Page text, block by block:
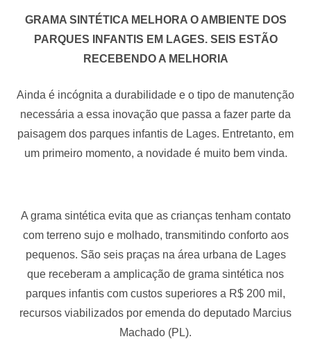
GRAMA SINTÉTICA MELHORA O AMBIENTE DOS
PARQUES INFANTIS EM LAGES. SEIS ESTÃO
RECEBENDO A MELHORIA
Ainda é incógnita a durabilidade e o tipo de manutenção
necessária a essa inovação que passa a fazer parte da
paisagem dos parques infantis de Lages. Entretanto, em
um primeiro momento, a novidade é muito bem vinda.
A grama sintética evita que as crianças tenham contato
com terreno sujo e molhado, transmitindo conforto aos
pequenos. São seis praças na área urbana de Lages
que receberam a amplicação de grama sintética nos
parques infantis com custos superiores a R$ 200 mil,
recursos viabilizados por emenda do deputado Marcius
Machado (PL).